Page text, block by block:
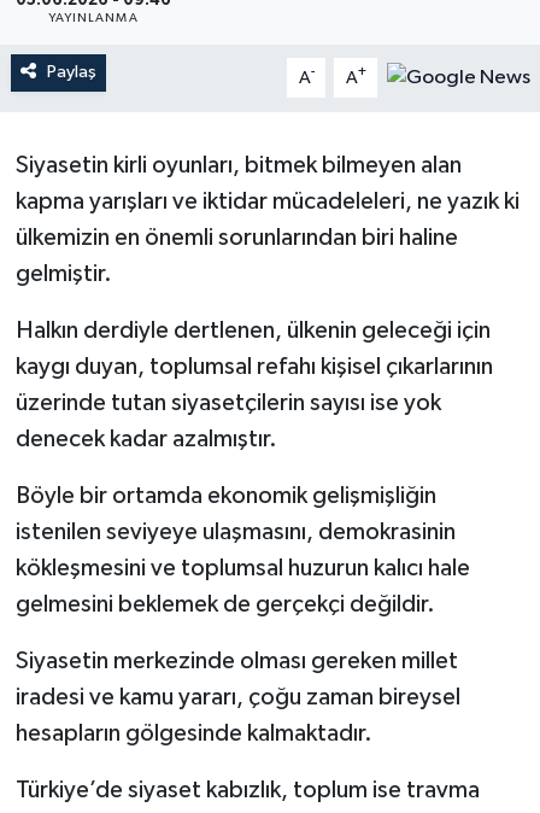
YAYINLANMA
Paylaş A- A+
Siyasetin kirli oyunları, bitmek bilmeyen alan
kapma yarışları ve iktidar mücadeleleri, ne yazık ki
ülkemizin en önemli sorunlarından biri haline
gelmiştir.
Halkın derdiyle dertlenen, ülkenin geleceği için
kaygı duyan, toplumsal refahı kişisel çıkarlarının
üzerinde tutan siyasetçilerin sayısı ise yok
denecek kadar azalmıştır.
Böyle bir ortamda ekonomik gelişmişliğin
istenilen seviyeye ulaşmasını, demokrasinin
kökleşmesini ve toplumsal huzurun kalıcı hale
gelmesini beklemek de gerçekçi değildir.
Siyasetin merkezinde olması gereken millet
iradesi ve kamu yararı, çoğu zaman bireysel
hesapların gölgesinde kalmaktadır.
Türkiye’de siyaset kabızlık, toplum ise travma
Mersin Tarihi
Özel Haber
Politika
Sağlık
Sürmanşet
Teknoloji
Yaşam